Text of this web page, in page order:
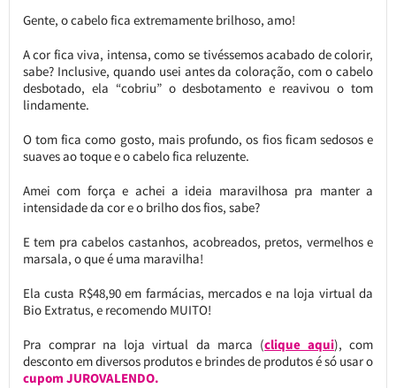
Gente, o cabelo fica extremamente brilhoso, amo!
A cor fica viva, intensa, como se tivéssemos acabado de colorir,
sabe? Inclusive, quando usei antes da coloração, com o cabelo
desbotado, ela “cobriu” o desbotamento e reavivou o tom
lindamente.
O tom fica como gosto, mais profundo, os fios ficam sedosos e
suaves ao toque e o cabelo fica reluzente.
Amei com força e achei a ideia maravilhosa pra manter a
intensidade da cor e o brilho dos fios, sabe?
E tem pra cabelos castanhos, acobreados, pretos, vermelhos e
marsala, o que é uma maravilha!
Ela custa R$48,90 em farmácias, mercados e na loja virtual da
Bio Extratus, e recomendo MUITO!
Pra comprar na loja virtual da marca (clique aqui), com
desconto em diversos produtos e brindes de produtos é só usar o
cupom JUROVALENDO.